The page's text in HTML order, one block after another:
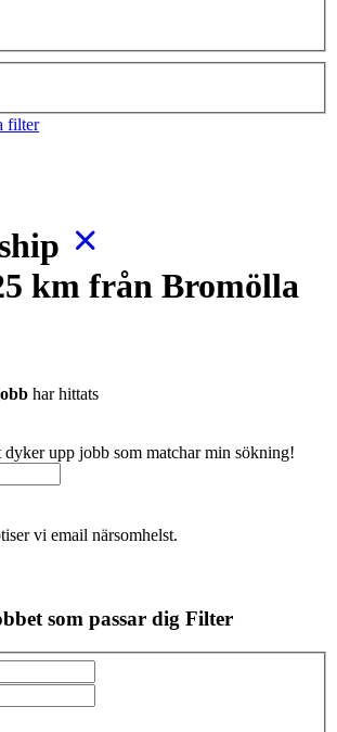
filter
km från Bromölla
har hittats
dyker upp jobb som matchar min sökning!
vi email närsomhelst.
som passar dig Filter